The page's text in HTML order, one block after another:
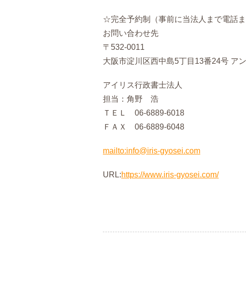
☆完全予約制（事前に当法人まで電話
お問い合わせ先
〒532-0011
大阪市淀川区西中島5丁目13番24号 ア
アイリス行政書士法人
担当：角野 浩
ＴＥＬ 06-6889-6018
ＦＡＸ 06-6889-6048
mailto:info@iris-gyosei.com
URL:https://www.iris-gyosei.com/